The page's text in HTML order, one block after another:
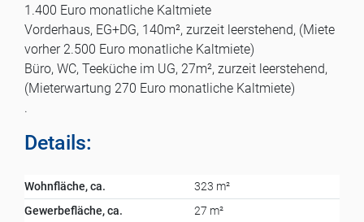
1.400 Euro monatliche Kaltmiete
Vorderhaus, EG+DG, 140m², zurzeit leerstehend, (Miete
vorher 2.500 Euro monatliche Kaltmiete)
Büro, WC, Teeküche im UG, 27m², zurzeit leerstehend,
(Mieterwartung 270 Euro monatliche Kaltmiete)
.
Details:
Wohnfläche, ca.
323 m²
Gewerbefläche, ca.
27 m²